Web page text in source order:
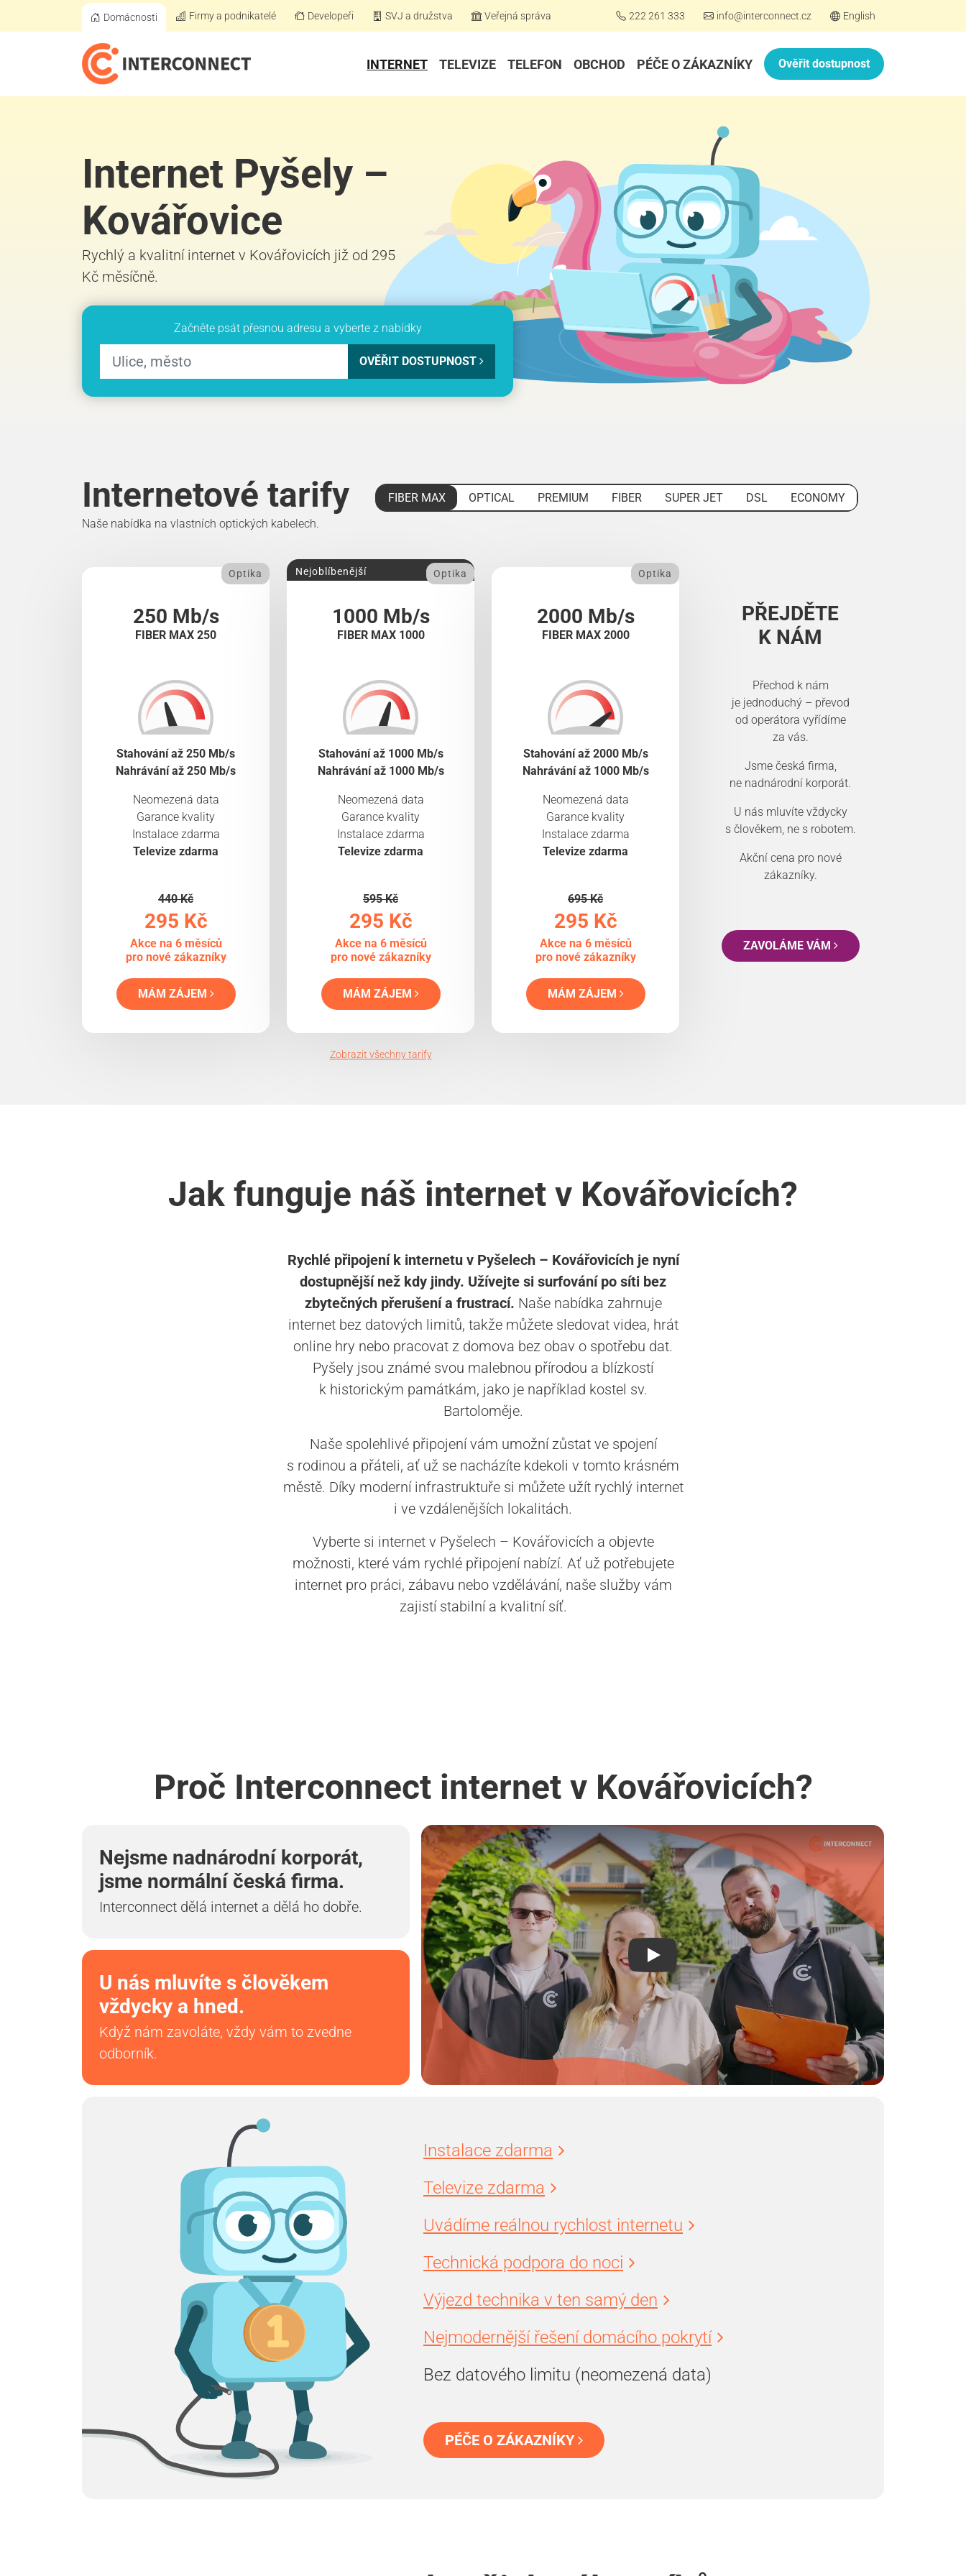
Domácnosti Firmy a podnikatelé Developeři SVJ a družstva Veřejná správa 222 261 333 info@interconnect.cz English
INTERNET TELEVIZE TELEFON OBCHOD PÉČE O ZÁKAZNÍKY Ověřit dostupnost
Internet Pyšely –
Kovářovice
Rychlý a kvalitní internet v Kovářovicích již od 295
Kč měsíčně.
Začněte psát přesnou adresu a vyberte z nabídky
OVĚŘIT DOSTUPNOST
Internetové tarify FIBER MAX OPTICAL PREMIUM FIBER SUPER JET DSL
ECONOMY
Naše nabídka na vlastních optických kabelech.
250 Mb/s
FIBER MAX 250
Optika
Stahování až 250 Mb/s
Nahrávání až 250 Mb/s
Neomezená data
Garance kvality
Instalace zdarma
Televize zdarma
440 Kč
295 Kč
Akce na 6 měsíců
pro nové zákazníky
MÁM ZÁJEM
1000 Mb/s
FIBER MAX 1000
Nejoblíbenější Optika
Stahování až 1000 Mb/s
Nahrávání až 1000 Mb/s
Neomezená data
Garance kvality
Instalace zdarma
Televize zdarma
595 Kč
295 Kč
Akce na 6 měsíců
pro nové zákazníky
MÁM ZÁJEM
2000 Mb/s
FIBER MAX 2000
Optika
Stahování až 2000 Mb/s
Nahrávání až 1000 Mb/s
Neomezená data
Garance kvality
Instalace zdarma
Televize zdarma
695 Kč
295 Kč
Akce na 6 měsíců
pro nové zákazníky
MÁM ZÁJEM
PŘEJDĚTE
K NÁM
Přechod k nám
je jednoduchý – převod
od operátora vyřídíme
za vás.
Jsme česká firma,
ne nadnárodní korporát.
U nás mluvíte vždycky
s člověkem, ne s robotem.
Akční cena pro nové
zákazníky.
ZAVOLÁME VÁM
Zobrazit všechny tarify
Jak funguje náš internet v Kovářovicích?
Rychlé připojení k internetu v Pyšelech – Kovářovicích je nyní
dostupnější než kdy jindy. Užívejte si surfování po síti bez
zbytečných přerušení a frustrací. Naše nabídka zahrnuje
internet bez datových limitů, takže můžete sledovat videa, hrát
online hry nebo pracovat z domova bez obav o spotřebu dat.
Pyšely jsou známé svou malebnou přírodou a blízkostí
k historickým památkám, jako je například kostel sv.
Bartoloměje.
Naše spolehlivé připojení vám umožní zůstat ve spojení
s rodinou a přáteli, ať už se nacházíte kdekoli v tomto krásném
městě. Díky moderní infrastruktuře si můžete užít rychlý internet
i ve vzdálenějších lokalitách.
Vyberte si internet v Pyšelech – Kovářovicích a objevte
možnosti, které vám rychlé připojení nabízí. Ať už potřebujete
internet pro práci, zábavu nebo vzdělávání, naše služby vám
zajistí stabilní a kvalitní síť.
Proč Interconnect internet v Kovářovicích?
Nejsme nadnárodní korporát,
jsme normální česká firma.
Interconnect dělá internet a dělá ho dobře.
U nás mluvíte s člověkem
vždycky a hned.
Když nám zavoláte, vždy vám to zvedne
odborník.
Instalace zdarma
Televize zdarma
Uvádíme reálnou rychlost internetu
Technická podpora do noci
Výjezd technika v ten samý den
Nejmodernější řešení domácího pokrytí
Bez datového limitu (neomezená data)
PÉČE O ZÁKAZNÍKY